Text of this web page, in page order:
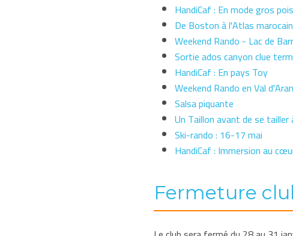
HandiCaf : En mode gros
De Boston à l'Atlas
Weekend Rando - Lac de
Sortie ados canyon clue
HandiCaf : En pays Toy
Weekend Rando en Val
Salsa piquante
Un Taillon avant de se tailler
Ski-rando : 16-17 mai
HandiCaf : Immersion au
Fermeture